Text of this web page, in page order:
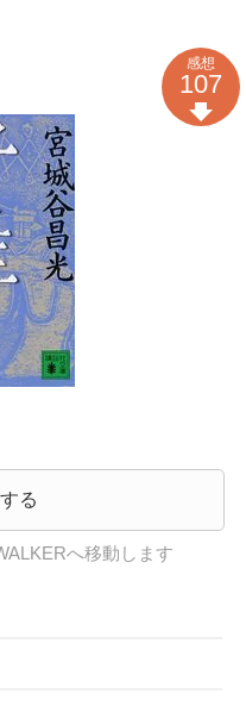
る
へ移動します
感想
107